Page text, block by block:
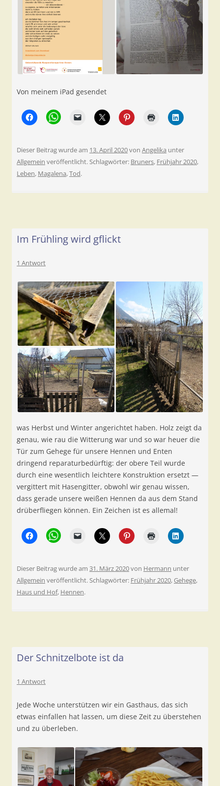
Von meinem iPad gesendet
Dieser Beitrag wurde am 13. April 2020von Angelika unter
Allgemein veröffentlicht. Schlagwörter: Bruners, Frühjahr 2020,
Leben, Magalena,Tod.
Im Frühling wird gflickt
1 Antwort
was Herbst und Winter angerichtet haben. Holz zeigt da
genau, wie rau die Witterung war und so war heuer die
Tür zum Gehege für unsere Hennen und Enten
dringend reparaturbedürftig: der obere Teil wurde
durch eine wesentlich leichtere Konstruktion ersetzt —
vergittert mit Hasengitter, obwohl wir genau wissen,
dass gerade unsere weißen Hennen da aus dem Stand
drüberfliegen können. Ein Zeichen ist es allemal!
Dieser Beitrag wurde am 31. März 2020von Hermann unter
Allgemein veröffentlicht. Schlagwörter: Frühjahr 2020, Gehege,
Haus und Hof, Hennen.
Der Schnitzelbote ist da
1 Antwort
Jede Woche unterstützen wir ein Gasthaus, das sich
etwas einfallen hat lassen, um diese Zeit zu überstehen
und zu überleben.